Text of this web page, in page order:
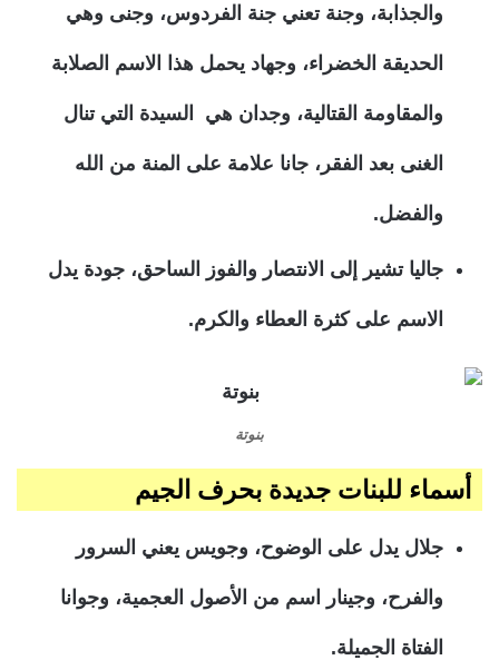
والجذابة، وجنة تعني جنة الفردوس، وجنى وهي
الحديقة الخضراء، وجهاد يحمل هذا الاسم الصلابة
والمقاومة القتالية، وجدان هي السيدة التي تنال
الغنى بعد الفقر، جانا علامة على المنة من الله
والفضل.
جاليا تشير إلى الانتصار والفوز الساحق، جودة يدل
الاسم على كثرة العطاء والكرم.
بنوتة
أسماء للبنات جديدة بحرف الجيم
جلال يدل على الوضوح، وجويس يعني السرور
والفرح، وجينار اسم من الأصول العجمية، وجوانا
الفتاة الجميلة.